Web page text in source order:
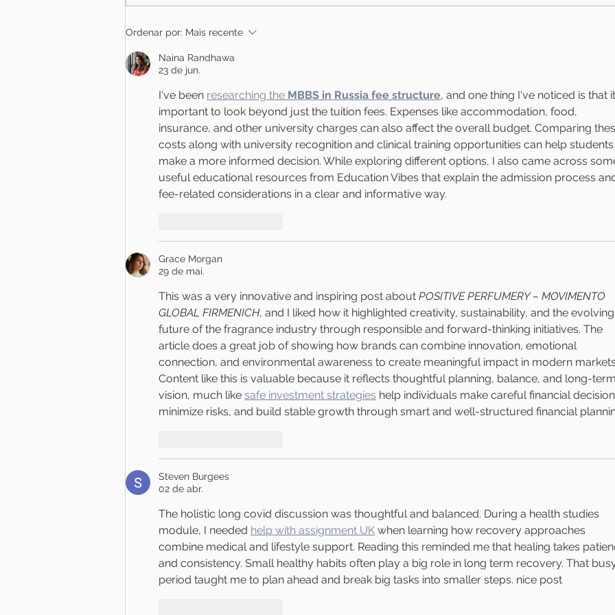
Ordenar por: Mais recente
Naina Randhawa
23 de jun.
I've been researching the MBBS in Russia fee structure, and one thing I've noticed is that
important to look beyond just the tuition fees. Expenses like accommodation, food,
insurance, and other university charges can also affect the overall budget. Comparing
costs along with university recognition and clinical training opportunities can help students
make a more informed decision. While exploring different options, I also came across
useful educational resources from Education Vibes that explain the admission process
fee-related considerations in a clear and informative way.
Grace Morgan
29 de mai.
This was a very innovative and inspiring post about POSITIVE PERFUMERY – MOVIMENTO
GLOBAL FIRMENICH, and I liked how it highlighted creativity, sustainability, and the evolving
future of the fragrance industry through responsible and forward-thinking initiatives. The
article does a great job of showing how brands can combine innovation, emotional
connection, and environmental awareness to create meaningful impact in modern
Content like this is valuable because it reflects thoughtful planning, balance, and long-term
vision, much like safe investment strategies help individuals make careful financial
minimize risks, and build stable growth through smart and well-structured financial
Steven Burgees
02 de abr.
The holistic long covid discussion was thoughtful and balanced. During a health studies
module, I needed help with assignment UK when learning how recovery approaches
combine medical and lifestyle support. Reading this reminded me that healing takes
and consistency. Small healthy habits often play a big role in long term recovery. That
period taught me to plan ahead and break big tasks into smaller steps. nice post